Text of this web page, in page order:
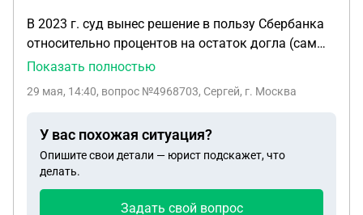
В 2023 г. суд вынес решение в пользу Сбербанка
относительно процентов на остаток догла (сам
кредит от 2016 г.). Проценты были присуждены не
исковой давности. Также суд вынес решение о
по прежнему требует от меня 1) выплатить
невыплаченную госпошлину (хотя я все оплатил, и
на данный момент у меня нет никаких
Показать полностью
29 мая, 14:40, вопрос №4968703, Сергей, г. Москва
У вас похожая ситуация?
Опишите свои детали — юрист подскажет, что
делать.
Задать свой вопрос